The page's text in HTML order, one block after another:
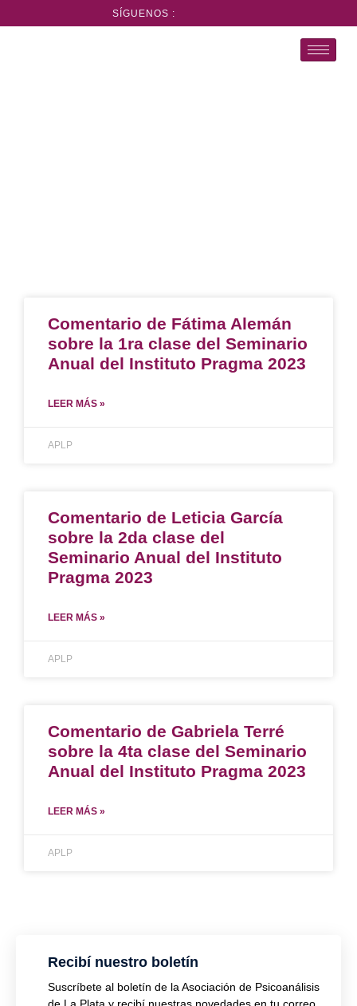
SÍGUENOS :
Comentario de Fátima Alemán
sobre la 1ra clase del Seminario
Anual del Instituto Pragma 2023
LEER MÁS »
APLP
Comentario de Leticia García
sobre la 2da clase del
Seminario Anual del Instituto
Pragma 2023
LEER MÁS »
APLP
Comentario de Gabriela Terré
sobre la 4ta clase del Seminario
Anual del Instituto Pragma 2023
LEER MÁS »
APLP
Recibí nuestro boletín
Suscríbete al boletín de la Asociación de Psicoanálisis